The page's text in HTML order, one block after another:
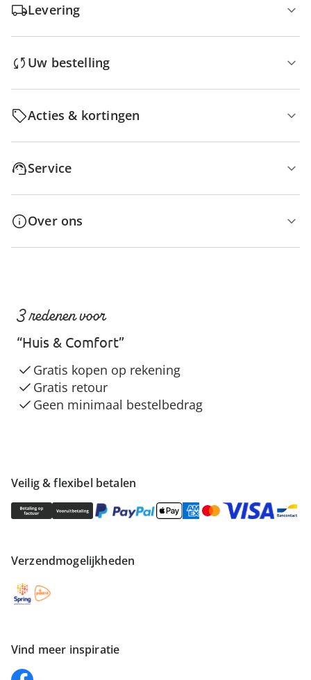
Levering
Uw bestelling
Acties & kortingen
Service
Over ons
Veilig & flexibel betalen
Verzendmogelijkheden
Vind meer inspiratie
3 redenen voor
“Huis & Comfort”
Gratis kopen op rekening
Gratis retour
Geen minimaal bestelbedrag